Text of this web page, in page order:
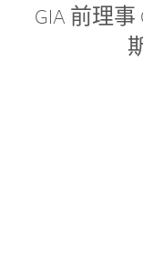
GIA 前理事